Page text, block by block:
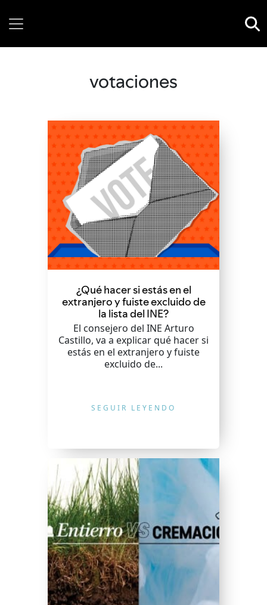
votaciones
¿Qué hacer si estás en el
extranjero y fuiste excluido de
la lista del INE?
El consejero del INE Arturo
Castillo, va a explicar qué hacer si
estás en el extranjero y fuiste
excluido de...
SEGUIR LEYENDO